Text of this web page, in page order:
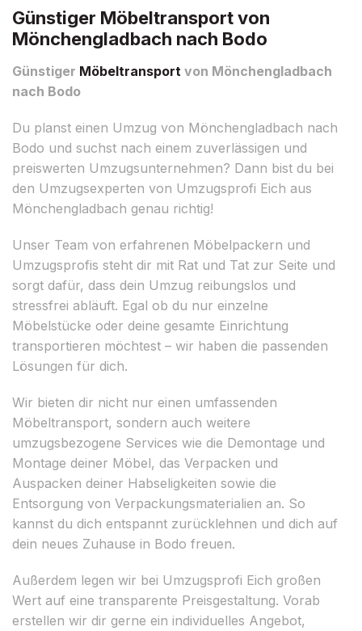
Günstiger Möbeltransport von
Mönchengladbach nach Bodo
Günstiger Möbeltransport von Mönchengladbach
nach Bodo
Du planst einen Umzug von Mönchengladbach nach
Bodo und suchst nach einem zuverlässigen und
preiswerten Umzugsunternehmen? Dann bist du bei
den Umzugsexperten von Umzugsprofi Eich aus
Mönchengladbach genau richtig!
Unser Team von erfahrenen Möbelpackern und
Umzugsprofis steht dir mit Rat und Tat zur Seite und
sorgt dafür, dass dein Umzug reibungslos und
stressfrei abläuft. Egal ob du nur einzelne
Möbelstücke oder deine gesamte Einrichtung
transportieren möchtest – wir haben die passenden
Lösungen für dich.
Wir bieten dir nicht nur einen umfassenden
Möbeltransport, sondern auch weitere
umzugsbezogene Services wie die Demontage und
Montage deiner Möbel, das Verpacken und
Auspacken deiner Habseligkeiten sowie die
Entsorgung von Verpackungsmaterialien an. So
kannst du dich entspannt zurücklehnen und dich auf
dein neues Zuhause in Bodo freuen.
Außerdem legen wir bei Umzugsprofi Eich großen
Wert auf eine transparente Preisgestaltung. Vorab
erstellen wir dir gerne ein individuelles Angebot,